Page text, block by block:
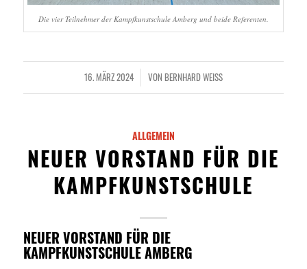
Die vier Teilnehmer der Kampfkunstschule Amberg und beide Referenten.
16. MÄRZ 2024
/ VON BERNHARD WEISS
ALLGEMEIN
NEUER VORSTAND FÜR DIE
KAMPFKUNSTSCHULE
NEUER VORSTAND FÜR DIE
KAMPFKUNSTSCHULE AMBERG